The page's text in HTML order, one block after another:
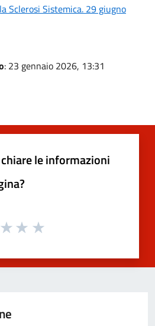
Sclerosi Sistemica. 29 giugno
: 23 gennaio 2026, 13:31
le informazioni